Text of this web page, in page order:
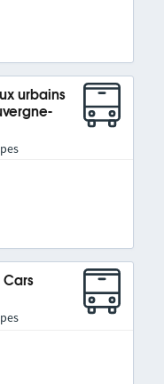
urbains
Cars